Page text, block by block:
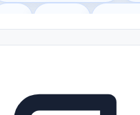
Freelance Prácticas
Telecomunicaciones